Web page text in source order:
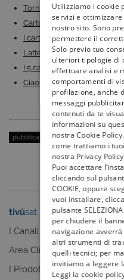
Torna Bim Bum Bam: ecco
Cartoni Animati: i 10 titoli
I cartoni animati più belli di
Latte e cartoni: i preferiti
I 5 cartoni animati per
Ciao Darwin 2016: tornano
pubblicato il:5 Gennaio 2015|
tivùsat
I Canali
Area Clienti
I Prodotti
Utilizziamo i cookie
servizi e
nostro sito. Sono
permettere il
Solo previo tuo
ulteriori tipologie di
effettuare analisi e
comportamenti di
profilazione, anche
messaggi
contenuti da te
informazioni su
nostra Cookie
come trattiamo i
nostra Privacy
Puoi accettare
cliccando sul
COOKIE, oppure
vuoi installare,
pulsante
per chiudere il
navigazione
altri strumenti di
quelli tecnici; per
invitiamo a leggere
Leggi la cookie